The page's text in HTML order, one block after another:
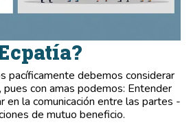
pacíficamente debemos considerar
con amas podemos: Entender
en la comunicación entre las partes -
de mutuo beneficio.